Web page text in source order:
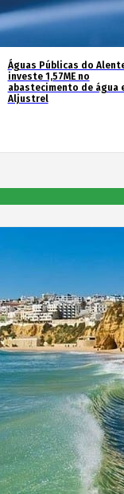
Águas Públicas do
investe 1,57ME no
abastecimento de água
Aljustrel